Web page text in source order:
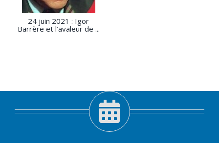
24 juin 2021 : Igor
Barrère et l’avaleur de ...